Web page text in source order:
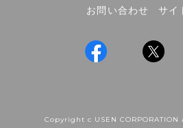
編集ポリシー
業態別の開業方法
UIターン開業特集
お問い合わせ
サイ
Copyright c USEN